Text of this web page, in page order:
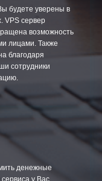
будете уверены в
VPS сервер
возможность
лицами. Также
благодаря
сотрудники
денежные
у Вас